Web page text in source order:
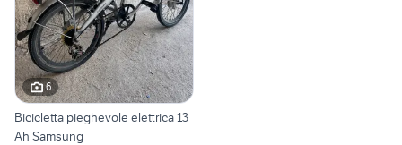
6
Bicicletta pieghevole elettrica 13
Ah Samsung